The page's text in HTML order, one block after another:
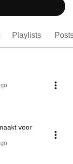
bekende renners en
aan groepen
Playlists
voor